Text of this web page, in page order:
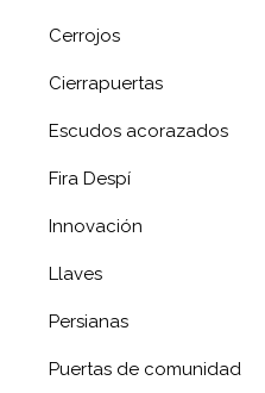
Cerrojos
Cierrapuertas
Escudos acorazados
Fira Despí
Innovación
Llaves
Persianas
Puertas de comunidad